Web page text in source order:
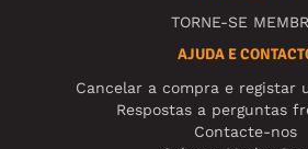
TORNE-SE
AJUDA E
Cancelar a compra e registar
Respostas a perguntas
Contacte-nos